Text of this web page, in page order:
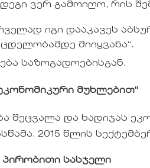
ვერ გამოიღო, რის
იგი დააკავეს
მიიყვანა“.
საზოგადოებისგან.
მუხლებით“
და ხადიჯას
2015 წლის
პირობითი სასჯელი